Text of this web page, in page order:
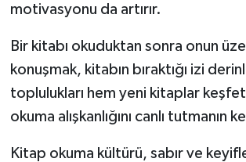
motivasyonu da artırır.
Bir kitabı okuduktan sonra onun
konuşmak, kitabın bıraktığı izi
toplulukları hem yeni kitaplar
okuma alışkanlığını canlı tutmanın
Kitap okuma kültürü, sabır ve